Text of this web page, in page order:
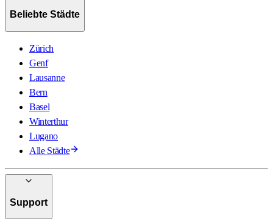
Beliebte Städte
Zürich
Genf
Lausanne
Bern
Basel
Winterthur
Lugano
Alle Städte
Support